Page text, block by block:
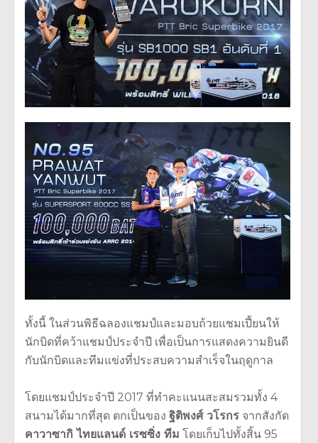
ทั้งนี้ ในส่วนพิธีฉลองแชมป์และมอบถ้วยแชมเปี้ยนให้
นักบิดที่คว้าแชมป์ประจำปี เพื่อเป็นการแสดงความยินดี
กับนักบิดและทีมแข่งที่ประสบความสำเร็จในฤดูกาล
โดยแชมป์ประจำปี 2017 ที่ทำคะแนนสะสมรวมทั้ง 4
สนามได้มากที่สุด ตกเป็นของ ฐิติพงศ์ วโรกร จากสังกัด
คาวาซากิ ไทยแลนด์ เรซซิ่ง ทีม โดยเก็บไปทั้งสิ้น 95